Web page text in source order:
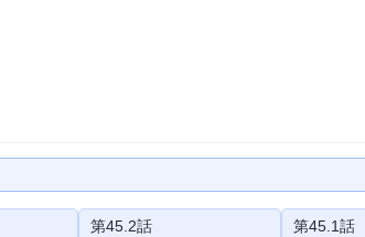
第45.2話 第45.1話